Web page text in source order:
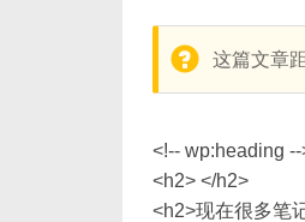
warning:
这篇文章
<!-- wp:heading --
<h2> </h2>
<h2>现在很多笔